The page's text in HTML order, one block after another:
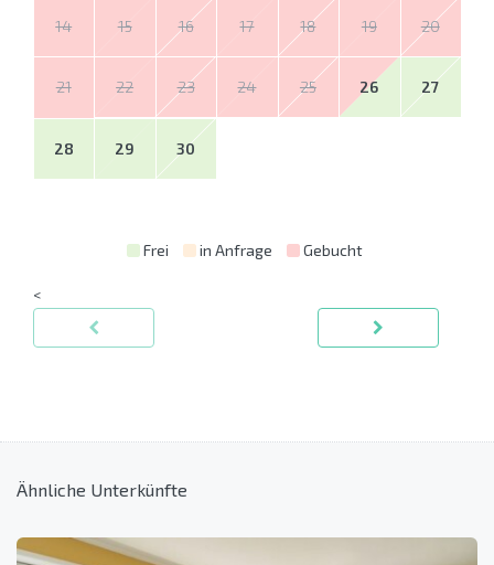
14 15 16 17 18 19 20
21 22 23 24 25 26 27
28 29 30
Frei in Anfrage Gebucht
<
Ähnliche Unterkünfte